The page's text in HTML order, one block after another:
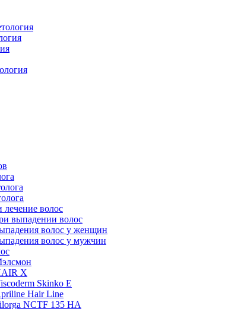
лечение волос
выпадении волос
волос у женщин
волос у мужчин
X
Skinko E
Hair Line
NCTF 135 HA